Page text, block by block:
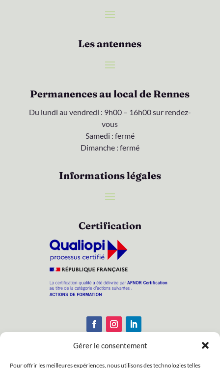
Gérer le consentement
Pour offrir les meilleures expériences, nous utilisons des technologies telles
Les antennes
Permanences au local de Rennes
Du lundi au vendredi : 9h00 – 16h00 sur rendez-
vous
Samedi : fermé
Dimanche : fermé
Informations légales
Certification